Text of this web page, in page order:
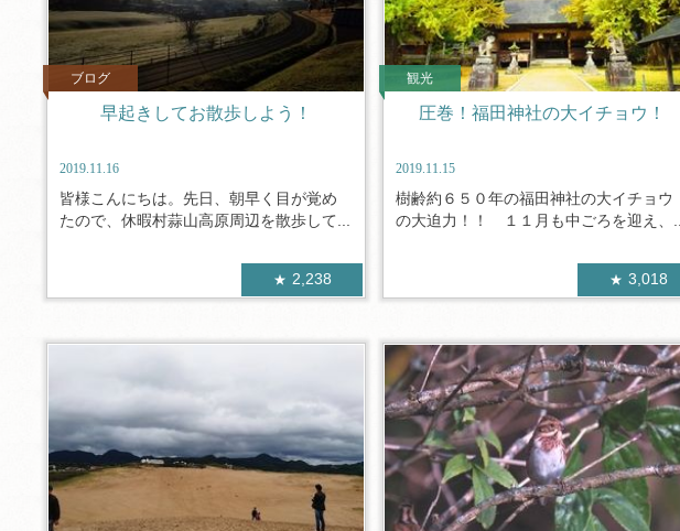
ブログ
早起きしてお散歩しよう！
2019.11.16
皆様こんにちは。先日、朝早く目が覚め
たので、休暇村蒜山高原周辺を散歩して...
2,238
観光
圧巻！福田神社の大イチョウ！
2019.11.15
樹齢約６５０年の福田神社の大イチョウ
の大迫力！！ １１月も中ごろを迎え、...
3,018